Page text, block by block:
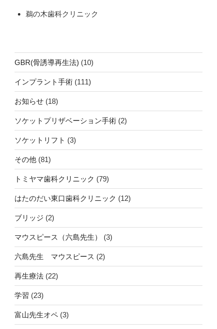
鵜の木歯科クリニック
GBR(骨誘導再生法) (10)
インプラント手術 (111)
お知らせ (18)
ソケットプリザベーション手術 (2)
ソケットリフト (3)
その他 (81)
トミヤマ歯科クリニック (79)
はたのだい東口歯科クリニック (12)
ブリッジ (2)
マウスピース（六島先生） (3)
六島先生 マウスピース (2)
再生療法 (22)
学習 (23)
富山先生オペ (3)